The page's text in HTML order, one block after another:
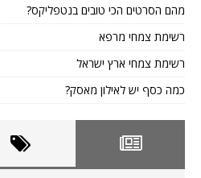
מהם הסרטים הכי טובים בנטפליקס?
רשימת צמחי מרפא
רשימת צמחי ארץ ישראל
כמה כסף יש לאילון מאסק?